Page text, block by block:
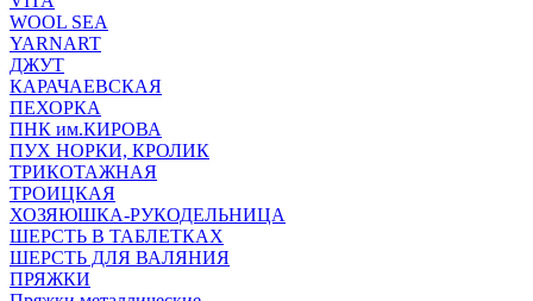
WOOL SEA
YARNART
ДЖУТ
КАРАЧАЕВСКАЯ
ПЕХОРКА
ПНК им.КИРОВА
ПУХ НОРКИ, КРОЛИК
ТРИКОТАЖНАЯ
ТРОИЦКАЯ
ХОЗЯЮШКА-РУКОДЕЛЬНИЦА
ШЕРСТЬ В ТАБЛЕТКАХ
ШЕРСТЬ ДЛЯ ВАЛЯНИЯ
ПРЯЖКИ